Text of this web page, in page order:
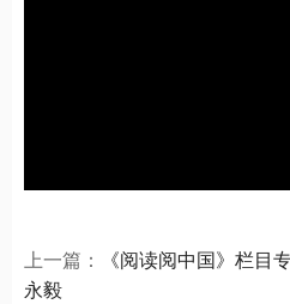
上一篇：
《阅读阅中国》栏目
永毅